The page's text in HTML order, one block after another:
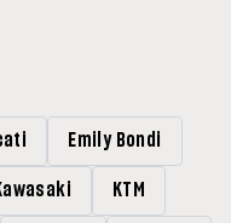
Emily Bondi
KTM